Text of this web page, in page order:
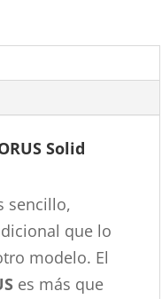
Solid
sencillo,
que lo
modelo. El
es más que